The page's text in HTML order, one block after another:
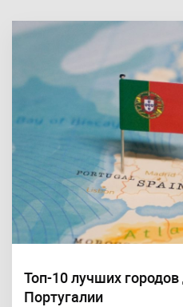
Топ-10 лучших
Португалии